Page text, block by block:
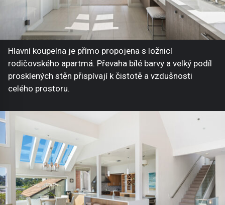
Hlavní koupelna je přímo propojena s ložnicí
rodičovského apartmá. Převaha bílé barvy a velký podíl
prosklených stěn přispívají k čistotě a vzdušnosti
celého prostoru.